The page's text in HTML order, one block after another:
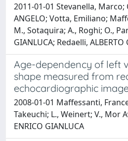
2011-01-01 Stevanella, Marco;
ANGELO; Votta, Emiliano;
M., Sotaquira; A., Roghi; O.,
GIANLUCA; Redaelli, ALBERTO
Age-dependency of left
shape measured from
echocardiographic
2008-01-01 Maffessanti,
Takeuchi; L., Weinert; V., Mor
ENRICO GIANLUCA